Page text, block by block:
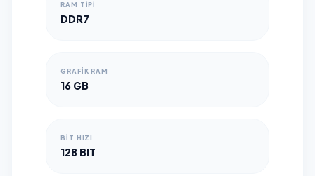
RAM TIPI
DDR7
GRAFIK RAM
16 GB
BIT HIZI
128 BIT